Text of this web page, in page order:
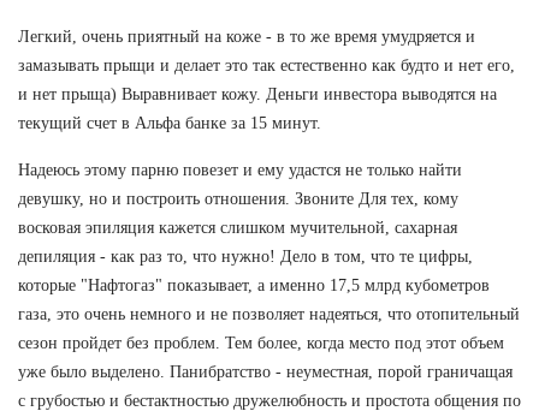
Легкий, очень приятный на коже - в то же время умудряется и
замазывать прыщи и делает это так естественно как будто и нет его,
и нет прыща) Выравнивает кожу. Деньги инвестора выводятся на
текущий счет в Альфа банке за 15 минут.
Надеюсь этому парню повезет и ему удастся не только найти
девушку, но и построить отношения. Звоните Для тех, кому
восковая эпиляция кажется слишком мучительной, сахарная
депиляция - как раз то, что нужно! Дело в том, что те цифры,
которые "Нафтогаз" показывает, а именно 17,5 млрд кубометров
газа, это очень немного и не позволяет надеяться, что отопительный
сезон пройдет без проблем. Тем более, когда место под этот объем
уже было выделено. Панибратство - неуместная, порой граничащая
с грубостью и бестактностью дружелюбность и простота общения по